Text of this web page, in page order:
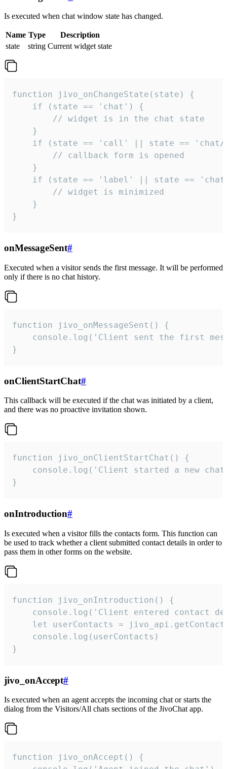
Is executed when chat window state has changed.
Name Type
Description
state
string Current widget state
function jivo_onChangeState(state) {
    if (state == 'chat') {
        // widget is in the chat state
    }
if (state == 'call' || state ==
        // callback form is opened
    }
if (state == 'label' || state ==
        // widget is minimized
    }
}
onMessageSent#
Executed when a visitor sends the first message. It will be performed
only if there is no chat history.
function jivo_onMessageSent() {
console.log('Client sent the first
}
onClientStartChat#
This callback will be executed if the chat was initiated by a client,
and there was no proactive invitation shown.
function jivo_onClientStartChat() {
console.log('Client started a new
}
onIntroduction#
Is executed when a visitor fills the contacts form. This function can
be used to track whether a client submitted contact details in order to
pass them in other forms on the website.
function jivo_onIntroduction() {
console.log('Client entered contact
let userContacts =
    console.log(userContacts)
}
jivo_onAccept#
Is executed when an agent accepts the incoming chat or starts the
dialog from the Visitors/All chats sections of the JivoChat app.
function jivo_onAccept() {